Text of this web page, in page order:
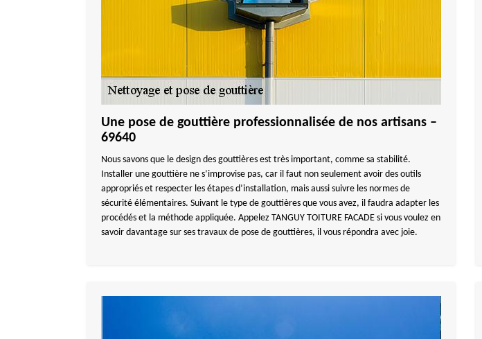
Une pose de gouttière professionnalisée de nos artisans –
69640
Nous savons que le design des gouttières est très important, comme sa stabilité.
Installer une gouttière ne s’improvise pas, car il faut non seulement avoir des outils
appropriés et respecter les étapes d’installation, mais aussi suivre les normes de
sécurité élémentaires. Suivant le type de gouttières que vous avez, il faudra adapter les
procédés et la méthode appliquée. Appelez TANGUY TOITURE FACADE si vous voulez en
savoir davantage sur ses travaux de pose de gouttières, il vous répondra avec joie.